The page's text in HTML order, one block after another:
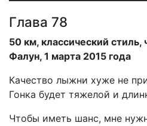
Глава 78
50 км, классический
Фалун, 1 марта 2015 года
Качество лыжни хуже не
Гонка будет тяжелой и
Чтобы иметь шанс, мне